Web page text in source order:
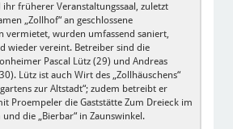
ihr früherer Veranstaltungssaal, zuletzt
„Zollhof“ an geschlossene
vermietet, wurden umfassend saniert,
wieder vereint. Betreiber sind die
Pascal Lütz (29) und Andreas
Lütz ist auch Wirt des „Zollhäuschens“
zur Altstadt“; zudem betreibt er
Proempeler die Gaststätte Zum Dreieck im
die „Bierbar“ in Zaunswinkel.